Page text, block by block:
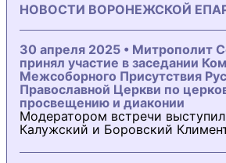
НОВОСТИ ВОРОНЕЖСКОЙ
30 апреля 2025 • Митрополит
принял участие в заседании
Межсоборного Присутствия
Православной Церкви по
просвещению и диаконии
Модератором встречи
Калужский и Боровский